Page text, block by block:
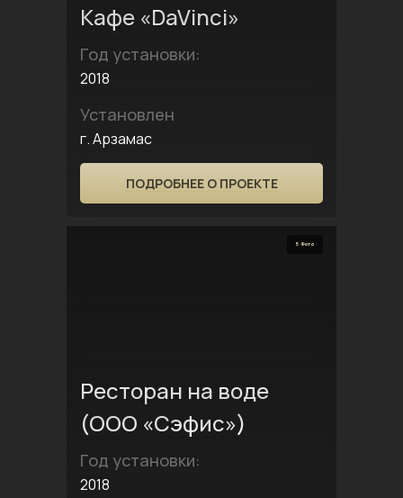
Кафе «DaVinci»
Год установки:
2018
Установлен
г. Арзамас
ПОДРОБНЕЕ О ПРОЕКТЕ
5 Фото
Ресторан на воде
(ООО «Сэфис»)
Год установки:
2018